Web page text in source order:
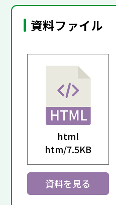
資料ファイル
html
htm/7.5KB
資料を見る